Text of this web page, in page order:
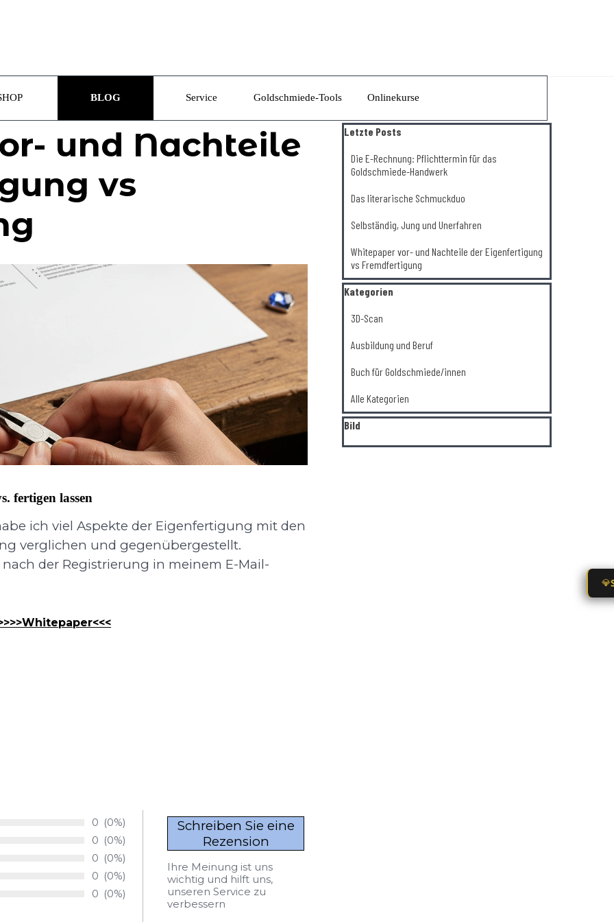
💎
BLOG Service ▼
Goldschmiede-Tools ▼
Onlinekurse
und Nachteile
vs
fertigen lassen
ich viel Aspekte der Eigenfertigung mit den
verglichen und gegenübergestellt.
der Registrierung in meinem E-Mail-
Anzahl von Bewertungen:
0 Prozentsatz der Bewertungen:
(0%)
Anzahl von Bewertungen:
0 Prozentsatz der Bewertungen:
(0%)
Anzahl von Bewertungen:
0 Prozentsatz der Bewertungen:
(0%)
Anzahl von Bewertungen:
0 Prozentsatz der Bewertungen:
(0%)
Anzahl von Bewertungen:
0 Prozentsatz der Bewertungen:
(0%)
Ihre Meinung ist uns
wichtig und hilft uns,
unseren Service zu
verbessern
Block überspringen Letzte Posts
Letzte Posts
Die E-Rechnung: Pflichttermin für das
Goldschmiede-Handwerk
Das literarische Schmuckduo
Selbständig, Jung und Unerfahren
Whitepaper vor- und Nachteile der Eigenfertigung
vs Fremdfertigung
Block überspringen Kategorien
Kategorien
3D-Scan
Ausbildung und Beruf
Buch für Goldschmiede/innen
Alle Kategorien
Block überspringen Bild
Bild